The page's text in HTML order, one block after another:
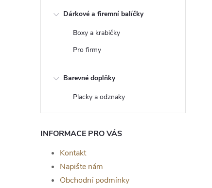
Dárkové a firemní balíčky
Boxy a krabičky
Pro firmy
Barevné doplňky
Placky a odznaky
INFORMACE PRO VÁS
Kontakt
Napište nám
Obchodní podmínky